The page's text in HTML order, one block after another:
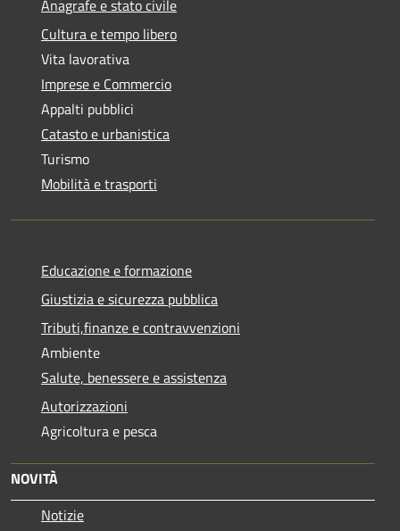
Anagrafe e stato civile
Cultura e tempo libero
Vita lavorativa
Imprese e Commercio
Appalti pubblici
Catasto e urbanistica
Turismo
Mobilità e trasporti
Educazione e formazione
Giustizia e sicurezza pubblica
Tributi,finanze e contravvenzioni
Ambiente
Salute, benessere e assistenza
Autorizzazioni
Agricoltura e pesca
NOVITÀ
Notizie